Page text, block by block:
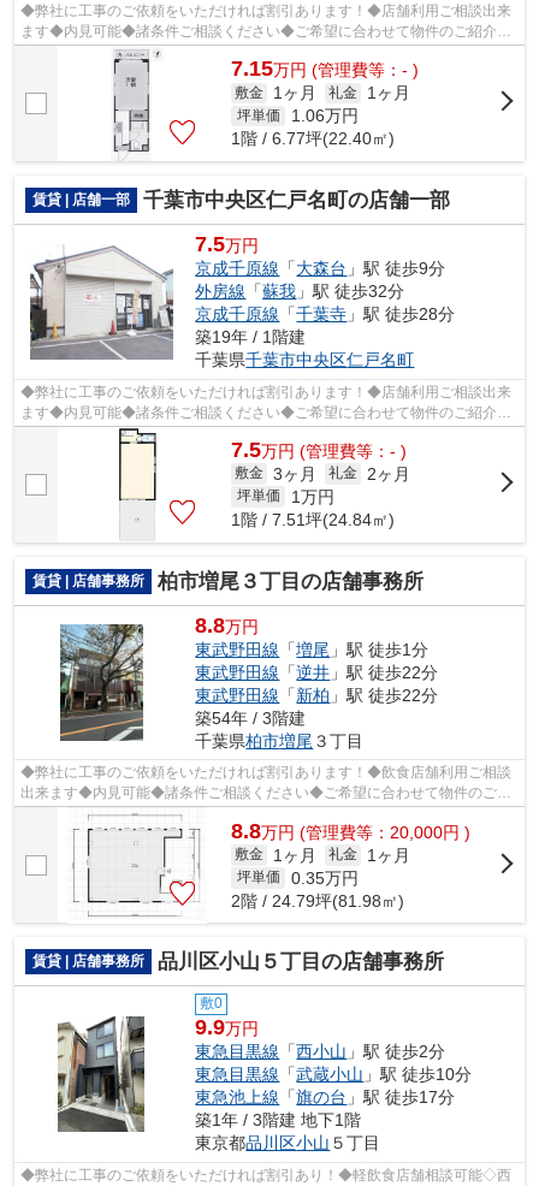
◆弊社に工事のご依頼をいただければ割引あります！◆店舗利用ご相談出来
ます◆内見可能◆諸条件ご相談ください◆ご希望に合わせて物件のご紹介可
能です◆業種・ご希望条件等お気軽にお問い...
7.15万円 (管理費等：- )
敷金 1ヶ月 礼金 1ヶ月
坪単価 1.06万円
1階 / 6.77坪(22.40㎡)
賃貸 | 店舗一部 千葉市中央区仁戸名町の店舗一部
7.5万円
京成千原線 「大森台 」駅 徒歩9分
外房線 「蘇我 」駅 徒歩32分
京成千原線 「千葉寺 」駅 徒歩28分
築19年 / 1階建
千葉県千葉市中央区仁戸名町
◆弊社に工事のご依頼をいただければ割引あります！◆店舗利用ご相談出来
ます◆内見可能◆諸条件ご相談ください◆ご希望に合わせて物件のご紹介可
能です◆業種・ご希望条件等お気軽にお問い...
7.5万円 (管理費等：- )
敷金 3ヶ月 礼金 2ヶ月
坪単価 1万円
1階 / 7.51坪(24.84㎡)
賃貸 | 店舗事務所 柏市増尾３丁目の店舗事務所
8.8万円
東武野田線 「増尾 」駅 徒歩1分
東武野田線 「逆井 」駅 徒歩22分
東武野田線 「新柏 」駅 徒歩22分
築54年 / 3階建
千葉県柏市増尾 ３丁目
◆弊社に工事のご依頼をいただければ割引あります！◆飲食店舗利用ご相談
出来ます◆内見可能◆諸条件ご相談ください◆ご希望に合わせて物件のご紹
介可能です◆業種・ご希望条件等お気軽にお...
8.8万円 (管理費等：20,000円 )
敷金 1ヶ月 礼金 1ヶ月
坪単価 0.35万円
2階 / 24.79坪(81.98㎡)
賃貸 | 店舗事務所 品川区小山５丁目の店舗事務所
敷0
9.9万円
東急目黒線 「西小山 」駅 徒歩2分
東急目黒線 「武蔵小山 」駅 徒歩10分
東急池上線 「旗の台 」駅 徒歩17分
築1年 / 3階建 地下1階
東京都品川区小山 ５丁目
◆弊社に工事のご依頼をいただければ割引あり！◆軽飲食店舗相談可能◇西